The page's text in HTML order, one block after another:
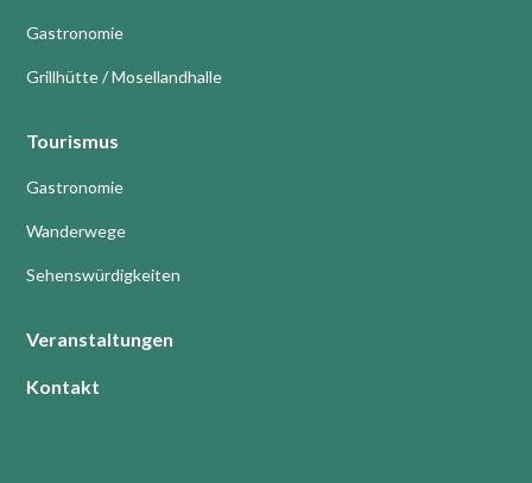
Gastronomie
Grillhütte / Mosellandhalle
Tourismus
Gastronomie
Wanderwege
Sehenswürdigkeiten
Veranstaltungen
Kontakt